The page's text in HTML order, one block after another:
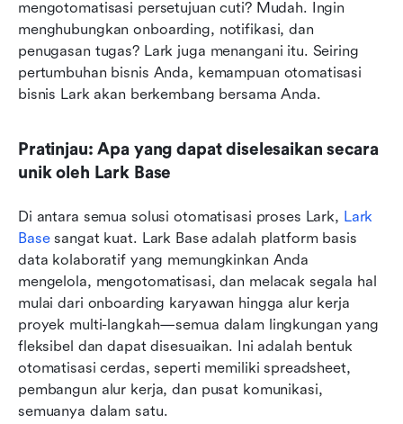
mengotomatisasi persetujuan cuti? Mudah. Ingin
menghubungkan onboarding, notifikasi, dan
penugasan tugas? Lark juga menangani itu. Seiring
pertumbuhan bisnis Anda, kemampuan otomatisasi
bisnis Lark akan berkembang bersama Anda.
Pratinjau: Apa yang dapat diselesaikan secara
unik oleh Lark Base
Di antara semua solusi otomatisasi proses Lark, Lark
Base sangat kuat. Lark Base adalah platform basis
data kolaboratif yang memungkinkan Anda
mengelola, mengotomatisasi, dan melacak segala hal
mulai dari onboarding karyawan hingga alur kerja
proyek multi-langkah—semua dalam lingkungan yang
fleksibel dan dapat disesuaikan. Ini adalah bentuk
otomatisasi cerdas, seperti memiliki spreadsheet,
pembangun alur kerja, dan pusat komunikasi,
semuanya dalam satu.